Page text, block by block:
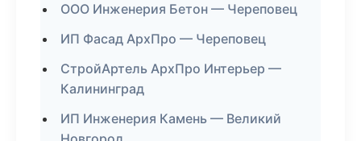
ООО Инженерия Бетон — Череповец
ИП Фасад АрхПро — Череповец
СтройАртель АрхПро Интерьер —
Калининград
ИП Инженерия Камень — Великий